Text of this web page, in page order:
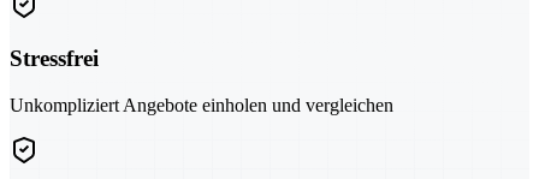
Stressfrei
Unkompliziert Angebote einholen und vergleichen